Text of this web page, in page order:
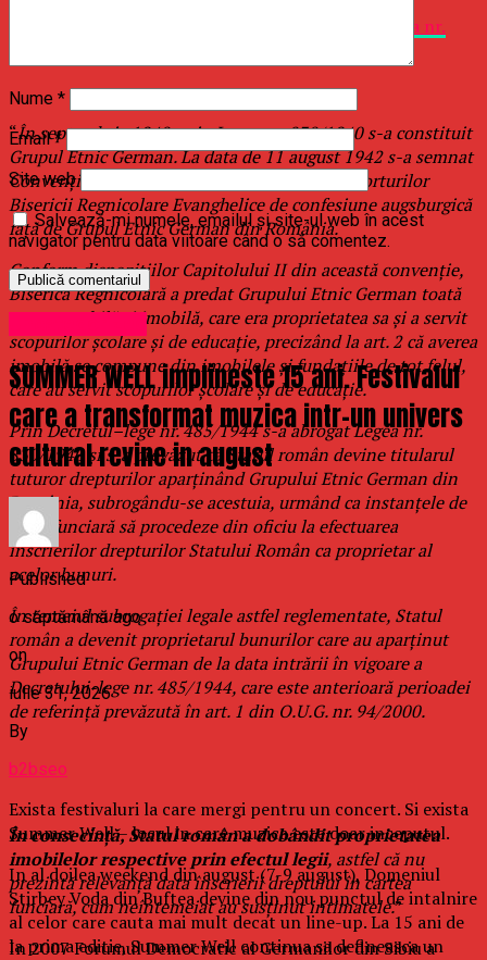
Decizia nr.
“În septembrie 1940, prin Legea nr. 830/1940 s-a constituit
Grupul Etnic German. La data de 11 august 1942 s-a semnat
Convenţia generală pentru reglementarea raporturilor
Bisericii Regnicolare Evanghelice de confesiune augsburgică
faţă de Grupul Etnic German din România.
Conform dispoziţiilor Capitolului II din această convenţie,
Biserica Regnicolară a predat Grupului Etnic German toată
averea mobilă şi imobilă, care era proprietatea sa şi a servit
scopurilor şcolare şi de educaţie, precizând la art. 2 că averea
imobilă se compune din imobilele şi fundaţiile de tot felul,
care au servit scopurilor şcolare şi de educaţie.
Prin Decretul–lege nr. 485/1944 s-a abrogat Legea nr.
830/1940 şi s-a prevăzut că Statul român devine titularul
tuturor drepturilor aparţinând Grupului Etnic German din
România, subrogându-se acestuia, urmând ca instanţele de
carte funciară să procedeze din oficiu la efectuarea
înscrierilor drepturilor Statului Român ca proprietar al
acelor bunuri.
În temeiul subrogaţiei legale astfel reglementate, Statul
român a devenit proprietarul bunurilor care au aparţinut
Grupului Etnic German de la data intrării în vigoare a
Decretului-lege nr. 485/1944, care este anterioară perioadei
de referinţă prevăzută în art. 1 din O.U.G. nr. 94/2000.
În consecinţă, Statul român a dobândit proprietatea
imobilelor respective prin efectul legii, astfel că nu
prezintă relevanţă data înscrierii dreptului în cartea
funciară, cum neîntemeiat au susţinut intimatele.”
In 2007 Forumul Democratic al Germanilor din Sibiu a
Nume *
Email*
Site web
Salvează-mi numele, emailul și site-ul web în acest
navigator pentru data viitoare când o să comentez.
SUMMER WELL implineste 15 ani. Festivalul
care a transformat muzica intr-un univers
cultural revine in august
Published
o săptămână ago
on
iulie 31, 2026
By
b2bseo
Exista festivaluri la care mergi pentru un concert. Si exista
Summer Well – locul in care muzica este doar inceputul.
In al doilea weekend din august (7-9 august), Domeniul
Stirbey Voda din Buftea devine din nou punctul de intalnire
al celor care cauta mai mult decat un line-up. La 15 ani de
la prima editie, Summer Well continua sa defineasca un